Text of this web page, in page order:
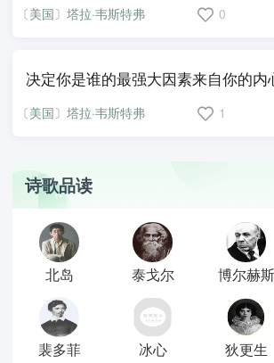
〔美国〕塔拉·韦斯特弗 0
决定你是谁的最强大因素来自你的内
〔美国〕塔拉·韦斯特弗 1
诗歌品读
北岛 泰戈尔 博尔赫斯
裴多菲 冰心 狄更生